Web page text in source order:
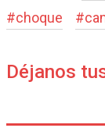
#choque #
Déjanos